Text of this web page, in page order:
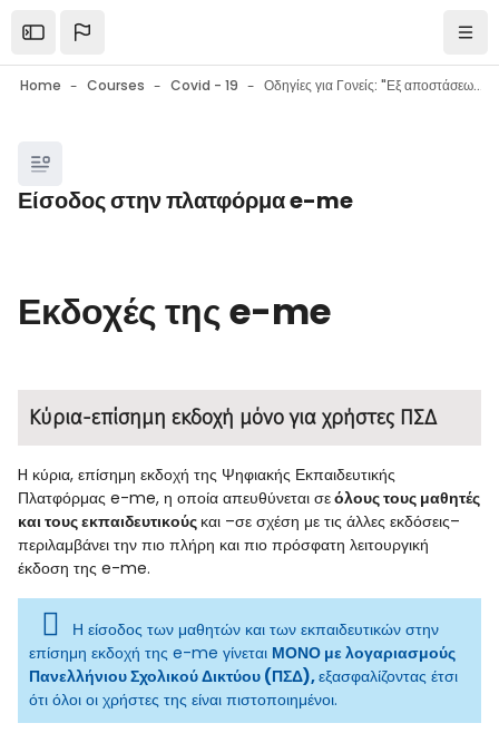
Open the sidebar
Home Courses Covid - 19 Οδηγίες για Γονείς: "Εξ αποστάσεως εκπαίδευση στο σχολείο: Εργαλεία - Συμβουλές - Ψυχολογική υποστήριξη μαθητών"
Blocks
Είσοδος στην πλατφόρμα e-me
Εκδοχές της e-me
Κύρια-επίσημη εκδοχή μόνο για χρήστες ΠΣΔ
H κύρια, επίσημη εκδοχή της Ψηφιακής Εκπαιδευτικής
Πλατφόρμας e-me, η οποία απευθύνεται σεόλους τους μαθητές
και τους εκπαιδευτικούς και –σε σχέση με τις άλλες εκδόσεις–
περιλαμβάνει την πιο πλήρη και πιο πρόσφατη λειτουργική
έκδοση της e-me.
Η είσοδος των μαθητών και των εκπαιδευτικών στην
επίσημη εκδοχή της e-me γίνεται ΜΟΝΟ με λογαριασμούς
Πανελλήνιου Σχολικού Δικτύου (ΠΣΔ),εξασφαλίζοντας έτσι
ότι όλοι οι χρήστες της είναι πιστοποιημένοι.